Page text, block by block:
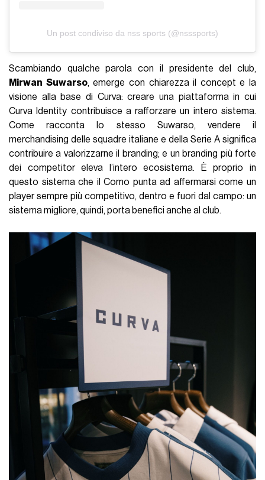
Un post condiviso da nss sports (@nsssports)
Scambiando qualche parola con il presidente del club,
Mirwan Suwarso, emerge con chiarezza il concept e la
visione alla base di Curva: creare una piattaforma in cui
Curva Identity contribuisce a rafforzare un intero sistema.
Come racconta lo stesso Suwarso, vendere il
merchandising delle squadre italiane e della Serie A significa
contribuire a valorizzarne il branding; e un branding più forte
dei competitor eleva l’intero ecosistema. È proprio in
questo sistema che il Como punta ad affermarsi come un
player sempre più competitivo, dentro e fuori dal campo: un
sistema migliore, quindi, porta benefici anche al club.